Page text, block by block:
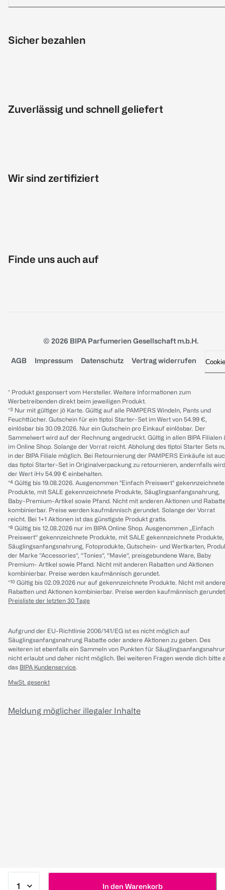
In den Warenkorb
Sicher bezahlen
Zuverlässig und schnell geliefert
Wir sind zertifiziert
Finde uns auch auf
© 2026 BIPA Parfumerien Gesellschaft m.b.H.
AGB Impressum Datenschutz Vertrag widerrufen
* Produkt gesponsert vom Hersteller. Weitere Informationen zum
Werbetreibenden direkt beim jeweiligen Produkt.
*³ Nur mit gültiger jö Karte. Gültig auf alle PAMPERS Windeln, Pants und
Feuchttücher. Gutschein für ein tiptoi Starter-Set im Wert von 54.99 €,
einlösbar bis 30.09.2026. Nur ein Gutschein pro Einkauf einlösbar. Der
Sammelwert wird auf der Rechnung angedruckt. Gültig in allen BIPA Filialen
im Online Shop. Solange der Vorrat reicht. Abholung des tiptoi Starter Sets
in der BIPA Filiale möglich. Bei Retournierung der PAMPERS Einkäufe ist
das tiptoi Starter-Set in Originalverpackung zu retournieren, andernfalls wird
der Wert iHv 54.99 € einbehalten.
*⁴ Gültig bis 19.08.2026. Ausgenommen "Einfach Preiswert" gekennzeichnete
Produkte, mit SALE gekennzeichnete Produkte, Säuglingsanfangsnahrung,
Baby-Premium-Artikel sowie Pfand. Nicht mit anderen Aktionen und
kombinierbar. Preise werden kaufmännisch gerundet. Solange der Vorrat
reicht. Bei 1+1 Aktionen ist das günstigste Produkt gratis.
*⁸ Gültig bis 12.08.2026 nur im BIPA Online Shop. Ausgenommen „Einfach
Preiswert“ gekennzeichnete Produkte, mit SALE gekennzeichnete Produkte,
Säuglingsanfangsnahrung, Fotoprodukte, Gutschein- und Wertkarten,
der Marke “Accessories“, “Tonies“, “Mavie“, preisgebundene Ware, Baby
Premium- Artikel sowie Pfand. Nicht mit anderen Rabatten und Aktionen
kombinierbar. Preise werden kaufmännisch gerundet.
*¹⁰ Gültig bis 02.09.2026 nur auf gekennzeichnete Produkte. Nicht mit
Rabatten und Aktionen kombinierbar. Preise werden kaufmännisch
Preisliste der letzten 30 Tage
Aufgrund der EU-Richtlinie 2006/141/EG ist es nicht möglich auf
Säuglingsanfangsnahrung Rabatte oder andere Aktionen zu geben. Des
weiteren ist ebenfalls ein Sammeln von Punkten für
nicht erlaubt und daher nicht möglich. Bei weiteren Fragen wende dich bitte
das BIPA Kundenservice.
MwSt. gesenkt
Meldung möglicher illegaler Inhalte